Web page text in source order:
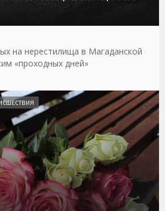
на нерестилища в Магаданской
«проходных дней»